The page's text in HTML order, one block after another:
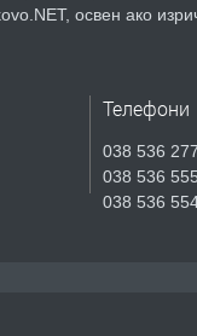
Продавам парцел в
СГЛОБЯВАНЕ НА
освен ако
Телефони
038 536 277
038 536 555
038 536